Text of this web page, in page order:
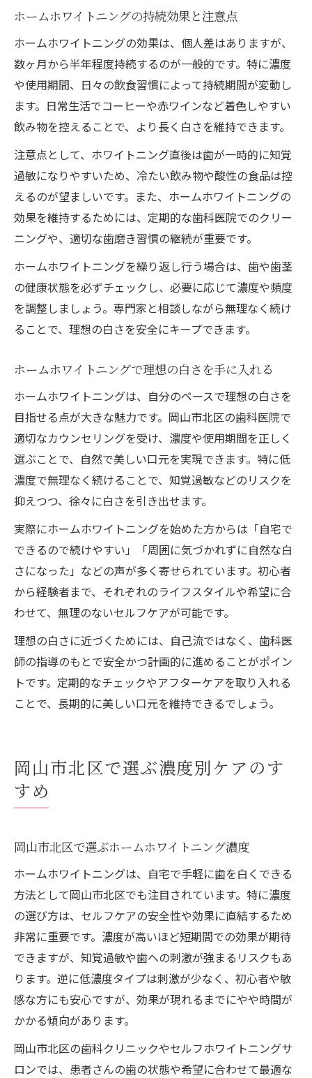
ホームホワイトニングの持続効果と注意点
ホームホワイトニングの効果は、個人差はありますが、
数ヶ月から半年程度持続するのが一般的です。特に濃度
や使用期間、日々の飲食習慣によって持続期間が変動し
ます。日常生活でコーヒーや赤ワインなど着色しやすい
飲み物を控えることで、より長く白さを維持できます。
注意点として、ホワイトニング直後は歯が一時的に知覚
過敏になりやすいため、冷たい飲み物や酸性の食品は控
えるのが望ましいです。また、ホームホワイトニングの
効果を維持するためには、定期的な歯科医院でのクリー
ニングや、適切な歯磨き習慣の継続が重要です。
ホームホワイトニングを繰り返し行う場合は、歯や歯茎
の健康状態を必ずチェックし、必要に応じて濃度や頻度
を調整しましょう。専門家と相談しながら無理なく続け
ることで、理想の白さを安全にキープできます。
ホームホワイトニングで理想の白さを手に入れる
ホームホワイトニングは、自分のペースで理想の白さを
目指せる点が大きな魅力です。岡山市北区の歯科医院で
適切なカウンセリングを受け、濃度や使用期間を正しく
選ぶことで、自然で美しい口元を実現できます。特に低
濃度で無理なく続けることで、知覚過敏などのリスクを
抑えつつ、徐々に白さを引き出せます。
実際にホームホワイトニングを始めた方からは「自宅で
できるので続けやすい」「周囲に気づかれずに自然な白
さになった」などの声が多く寄せられています。初心者
から経験者まで、それぞれのライフスタイルや希望に合
わせて、無理のないセルフケアが可能です。
理想の白さに近づくためには、自己流ではなく、歯科医
師の指導のもとで安全かつ計画的に進めることがポイン
トです。定期的なチェックやアフターケアを取り入れる
ことで、長期的に美しい口元を維持できるでしょう。
岡山市北区で選ぶ濃度別ケアのす
すめ
岡山市北区で選ぶホームホワイトニング濃度
ホームホワイトニングは、自宅で手軽に歯を白くできる
方法として岡山市北区でも注目されています。特に濃度
の選び方は、セルフケアの安全性や効果に直結するため
非常に重要です。濃度が高いほど短期間での効果が期待
できますが、知覚過敏や歯への刺激が強まるリスクもあ
ります。逆に低濃度タイプは刺激が少なく、初心者や敏
感な方にも安心ですが、効果が現れるまでにやや時間が
かかる傾向があります。
岡山市北区の歯科クリニックやセルフホワイトニングサ
ロンでは、患者さんの歯の状態や希望に合わせて最適な